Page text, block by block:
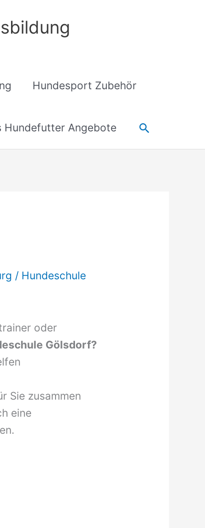
Hundesport Zubehör
Hundefutter Angebote Suchen
/ Hundeschule
oder
Gölsdorf?
Sie zusammen
eine